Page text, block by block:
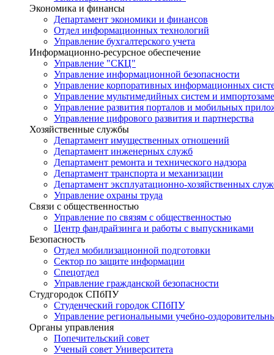
Экономика и финансы
Департамент экономики и финансов
Отдел информационных технологий
Управление бухгалтерского учета
Информационно-ресурсное обеспечение
Управление "СКЦ"
Управление информационной безопасности
Управление корпоративных информационных
Управление мультимедийных систем и
Управление развития порталов и мобильных
Управление цифрового развития и партнерства
Хозяйственные службы
Департамент имущественных отношений
Департамент инженерных служб
Департамент ремонта и технического надзора
Департамент транспорта и механизации
Департамент эксплуатационно-хозяйственных
Управление охраны труда
Связи с общественностью
Управление по связям с общественностью
Центр фандрайзинга и работы с выпускниками
Безопасность
Отдел мобилизационной подготовки
Сектор по защите информации
Спецотдел
Управление гражданской безопасности
Студгородок СПбПУ
Студенческий городок СПбПУ
Управление региональными учебно-
Органы управления
Попечительский совет
Ученый совет Университета